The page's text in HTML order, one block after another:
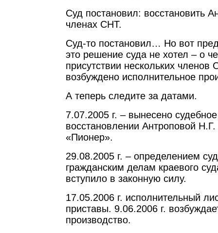
Суд постановил: восстановить
членах СНТ.
Суд-то постановил… Но вот
это решение суда не хотел – о
присутствии нескольких
возбуждено исполнительное
А теперь следите за датами.
7.07.2005 г. – вынесено
восстановлении Антроповой
«Пионер».
29.08.2005 г. – определением
гражданским делам краевого
вступило в законную силу.
17.05.2006 г. исполнительный
приставы. 9.06.2006 г.
производство.